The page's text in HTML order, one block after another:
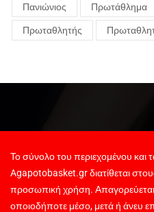
Πανιώνιος Πρωτάθλημα
Πρωταθλητής
Το σύνολο του περιεχομένου και
Agapotobasket.gr διατίθεται
προσωπική χρήση.
οποιοδήποτε μέσο, μετά ή άνευ